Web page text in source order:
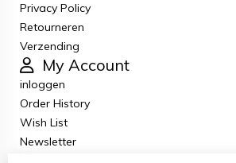
Privacy Policy
Retourneren
Verzending
My Account
inloggen
Order History
Wish List
Newsletter